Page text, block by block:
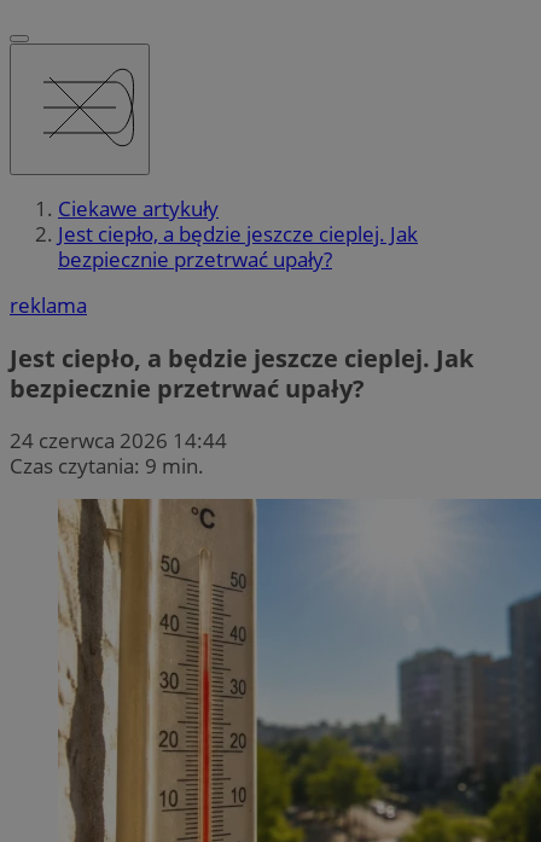
Ciekawe artykuły
Jest ciepło, a będzie jeszcze cieplej. Jak
bezpiecznie przetrwać upały?
reklama
Jest ciepło, a będzie jeszcze cieplej. Jak
bezpiecznie przetrwać upały?
24 czerwca 2026 14:44
Czas czytania: 9 min.